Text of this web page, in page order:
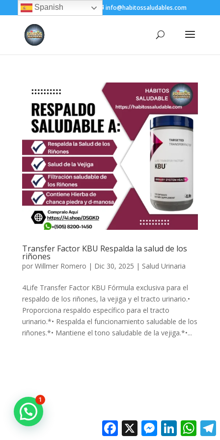
+(505) 8200-1450 info@habitossaludables.com
Transfer Factor KBU Respalda la salud de los
riñones
por Willmer Romero | Dic 30, 2025 | Salud Urinaria
4Life Transfer Factor KBU Fórmula exclusiva para el
respaldo de los riñones, la vejiga y el tracto urinario.•
Proporciona respaldo específico para el tracto
urinario.*• Respalda el funcionamiento saludable de los
riñones.*• Mantiene el tono saludable de la vejiga.*•...
Facebook Messenger
LinkedIn
Spanish
1